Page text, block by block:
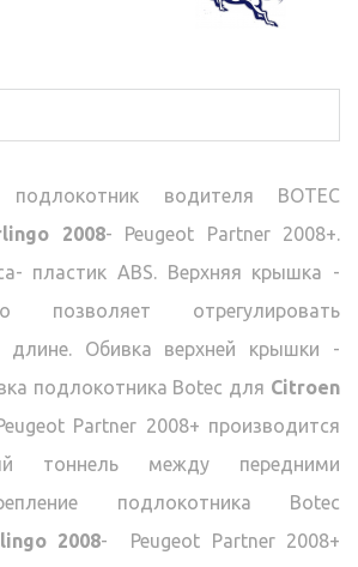
подлокотник водителя BOTEC
2008- Peugeot Partner 2008+.
пластик ABS. Верхняя крышка -
позволяет отрегулировать
длине. Обивка верхней крышки -
подлокотника Botec для Citroen
Partner 2008+ производится
тоннель между передними
подлокотника Botec
2008-
Peugeot Partner 2008+